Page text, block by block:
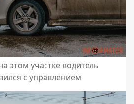
этом участке водитель
с управлением